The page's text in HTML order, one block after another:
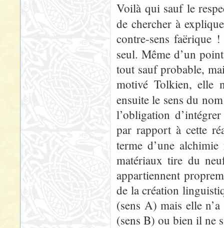
Voilà qui sauf le
de chercher à
contre-sens faërique
seul. Même d’un
tout sauf probable,
motivé Tolkien, elle
ensuite le sens du
l’obligation
par rapport à cette
terme d’une
matériaux tire du
appartiennent
de la création
(sens A) mais elle
(sens B) ou bien il ne